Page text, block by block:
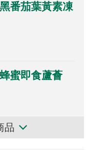
黑番茄葉黃素凍
蜂蜜即食蘆薈
品